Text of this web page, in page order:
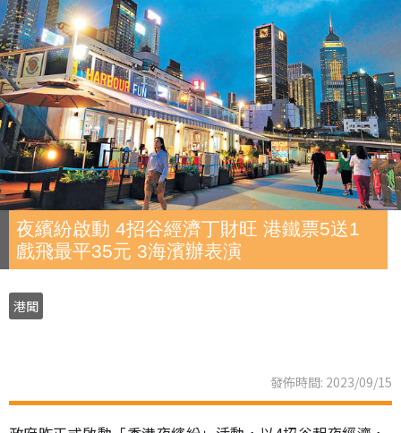
夜繽紛啟動 4招谷經濟丁財旺 港鐵票5送1
戲飛最平35元 3海濱辦表演
港聞
發佈時間: 2023/09/15